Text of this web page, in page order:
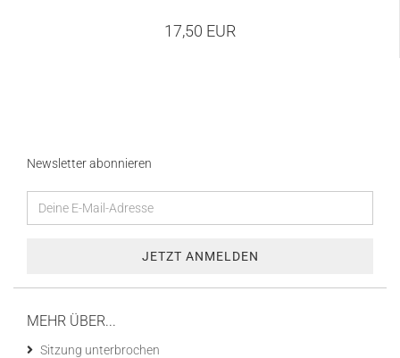
17,50 EUR
Newsletter abonnieren
MEHR ÜBER...
Sitzung unterbrochen